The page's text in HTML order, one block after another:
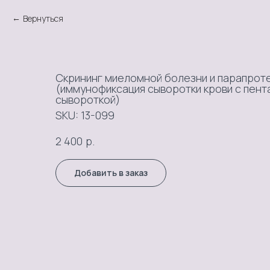
Вернуться
Скрининг миеломной болезни и
(иммунофиксация сыворотки крови с
сывороткой)
SKU: 13-099
2 400 р.
Добавить в заказ